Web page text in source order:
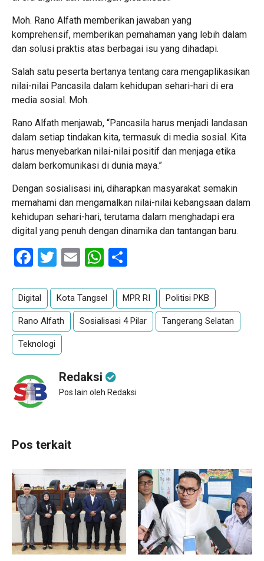
Moh. Rano Alfath memberikan jawaban yang
komprehensif, memberikan pemahaman yang lebih dalam
dan solusi praktis atas berbagai isu yang dihadapi.
Salah satu peserta bertanya tentang cara mengaplikasikan
nilai-nilai Pancasila dalam kehidupan sehari-hari di era
media sosial. Moh.
Rano Alfath menjawab, “Pancasila harus menjadi landasan
dalam setiap tindakan kita, termasuk di media sosial. Kita
harus menyebarkan nilai-nilai positif dan menjaga etika
dalam berkomunikasi di dunia maya.”
Dengan sosialisasi ini, diharapkan masyarakat semakin
memahami dan mengamalkan nilai-nilai kebangsaan dalam
kehidupan sehari-hari, terutama dalam menghadapi era
digital yang penuh dengan dinamika dan tantangan baru.
Facebook
Twitter
EmailWhatsApp
Digital Kota Tangsel MPR RI Politisi PKB
Rano Alfath Sosialisasi 4 Pilar Tangerang Selatan
Teknologi
Redaksi
Pos lain oleh Redaksi
Pos terkait